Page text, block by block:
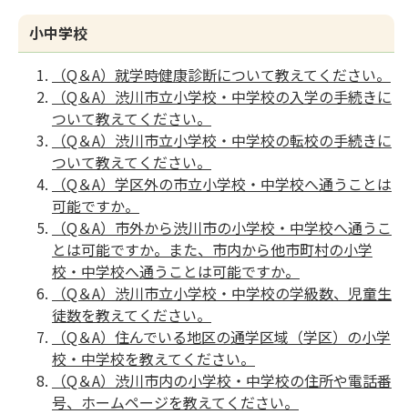
小中学校
（Q＆A）就学時健康診断について教えてください。
（Q＆A）渋川市立小学校・中学校の入学の手続きに
ついて教えてください。
（Q＆A）渋川市立小学校・中学校の転校の手続きに
ついて教えてください。
（Q＆A）学区外の市立小学校・中学校へ通うことは
可能ですか。
（Q＆A）市外から渋川市の小学校・中学校へ通うこ
とは可能ですか。また、市内から他市町村の小学
校・中学校へ通うことは可能ですか。
（Q＆A）渋川市立小学校・中学校の学級数、児童生
徒数を教えてください。
（Q＆A）住んでいる地区の通学区域（学区）の小学
校・中学校を教えてください。
（Q＆A）渋川市内の小学校・中学校の住所や電話番
号、ホームページを教えてください。